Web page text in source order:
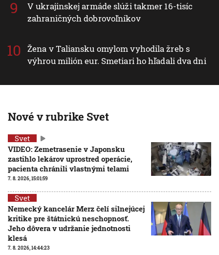
V ukrajinskej armáde slúži takmer 16-tisíc
zahraničných dobrovoľníkov
Žena v Taliansku omylom vyhodila žreb s
výhrou milión eur. Smetiari ho hľadali dva dni
Nové v rubrike Svet
Svet
VIDEO: Zemetrasenie v Japonsku
zastihlo lekárov uprostred operácie,
pacienta chránili vlastnými telami
7. 8. 2026, 15:01:59
Svet
Nemecký kancelár Merz čelí silnejúcej
kritike pre štátnickú neschopnosť.
Jeho dôvera v udržanie jednotnosti
klesá
7. 8. 2026, 14:44:23